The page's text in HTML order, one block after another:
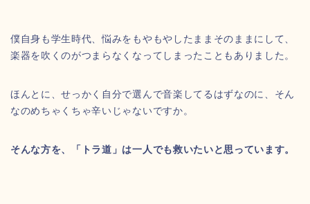
僕自身も学生時代、悩みをもやもやしたままそのままにして、
楽器を吹くのがつまらなくなってしまったこともありました。
ほんとに、せっかく自分で選んで音楽してるはずなのに、そん
なのめちゃくちゃ辛いじゃないですか。
そんな方を、「トラ道」は一人でも救いたいと思っています。